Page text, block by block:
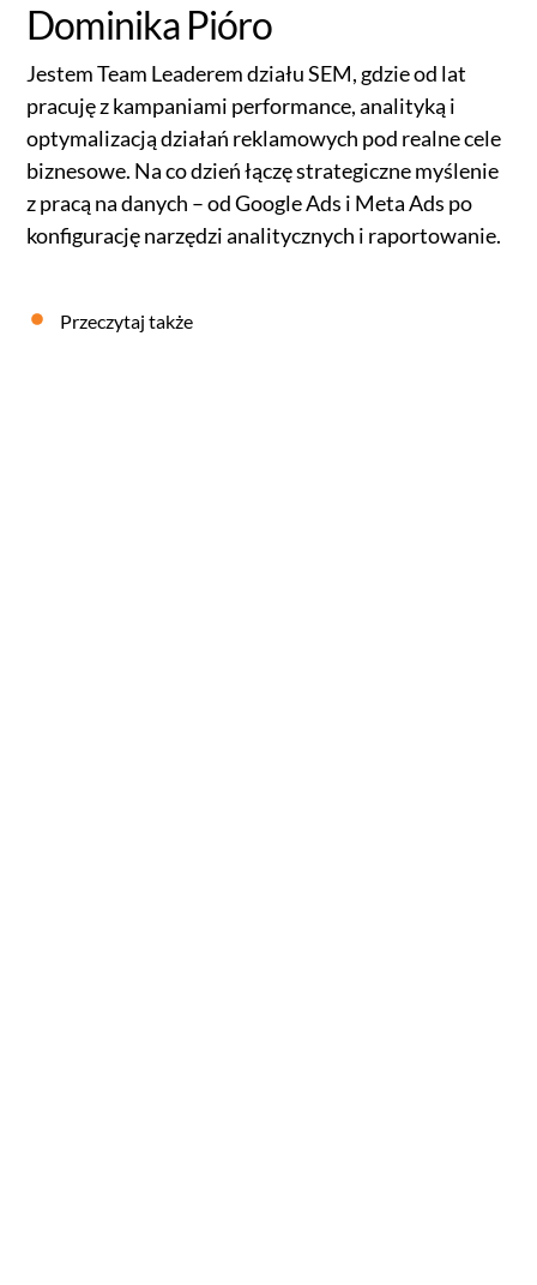
Dominika Pióro
Jestem Team Leaderem działu SEM, gdzie od lat
pracuję z kampaniami performance, analityką i
optymalizacją działań reklamowych pod realne cele
biznesowe. Na co dzień łączę strategiczne myślenie
z pracą na danych – od Google Ads i Meta Ads po
konfigurację narzędzi analitycznych i raportowanie.
Przeczytaj także